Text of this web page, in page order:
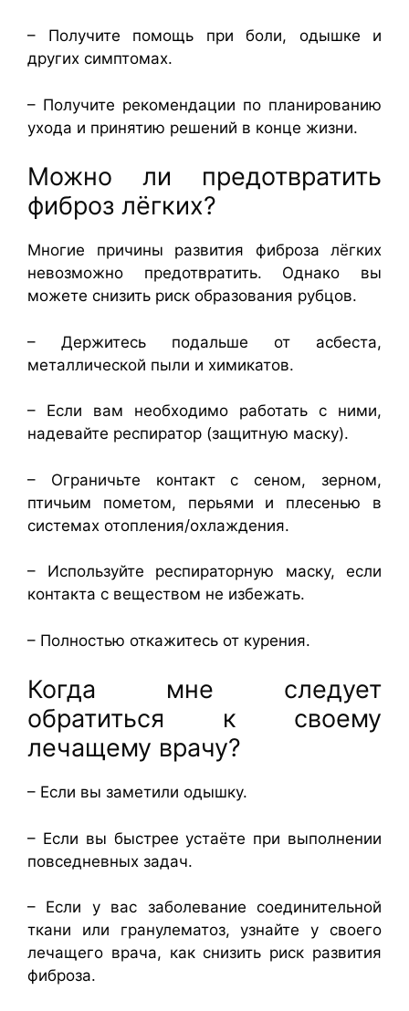
– Получите помощь при боли, одышке и
других симптомах.
– Получите рекомендации по планированию
ухода и принятию решений в конце жизни.
Можно ли предотвратить
фиброз лёгких?
Многие причины развития фиброза лёгких
невозможно предотвратить. Однако вы
можете снизить риск образования рубцов.
– Держитесь подальше от асбеста,
металлической пыли и химикатов.
– Если вам необходимо работать с ними,
надевайте респиратор (защитную маску).
– Ограничьте контакт с сеном, зерном,
птичьим пометом, перьями и плесенью в
системах отопления/охлаждения.
– Используйте респираторную маску, если
контакта с веществом не избежать.
– Полностью откажитесь от курения.
Когда мне следует
обратиться к своему
лечащему врачу?
– Если вы заметили одышку.
– Если вы быстрее устаёте при выполнении
повседневных задач.
– Если у вас заболевание соединительной
ткани или гранулематоз, узнайте у своего
лечащего врача, как снизить риск развития
фиброза.